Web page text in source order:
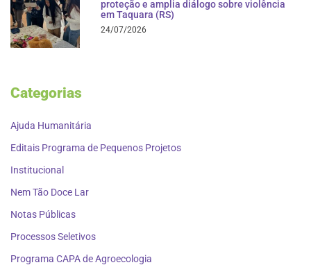
proteção e amplia diálogo sobre violência
em Taquara (RS)
24/07/2026
Categorias
Ajuda Humanitária
Editais Programa de Pequenos Projetos
Institucional
Nem Tão Doce Lar
Notas Públicas
Processos Seletivos
Programa CAPA de Agroecologia